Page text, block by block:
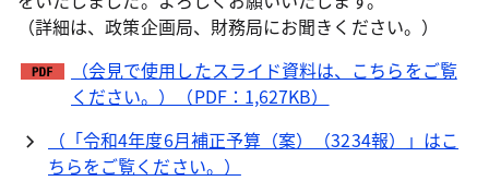
（詳細は、政策企画局、財務局にお聞きください。）
（会見で使用したスライド資料は、こちらをご覧
ください。）（PDF：1,627KB）
（「令和4年度6月補正予算（案）（3234報）」はこ
ちらをご覧ください。）